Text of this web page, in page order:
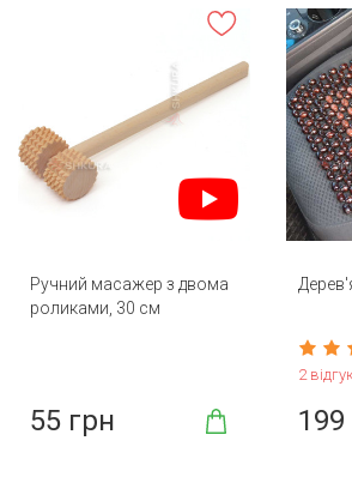
Ручний масажер з двома
роликами, 30 см
55 грн
2
199